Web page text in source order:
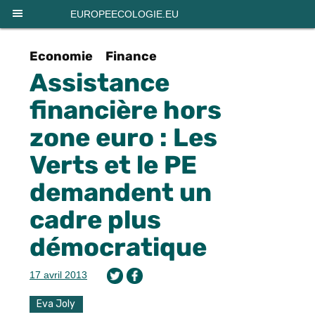
EUROPEECOLOGIE.EU
Economie Finance
Assistance
financière hors
zone euro : Les
Verts et le PE
demandent un
cadre plus
démocratique
17 avril 2013
Eva Joly